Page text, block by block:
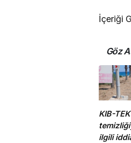
İçeriği
Göz
KIB-
ilgili